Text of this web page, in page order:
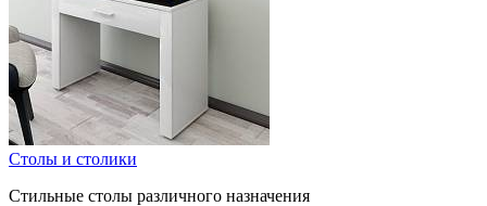
Столы и столики
Стильные столы различного назначения